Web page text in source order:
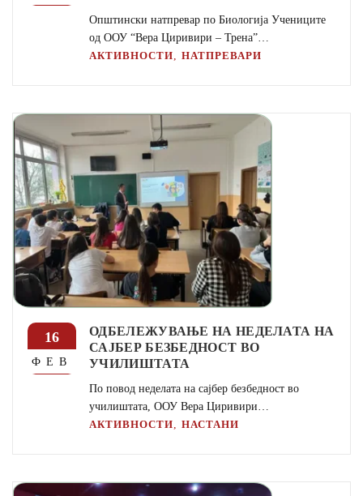
Општински натпревар по Биологија Учениците
од ООУ “Вера Циривири – Трена”…
АКТИВНОСТИ,НАТПРЕВАРИ
16
ФЕВ
ОДБЕЛЕЖУВАЊЕ НА НЕДЕЛАТА НА
САЈБЕР БЕЗБЕДНОСТ ВО
УЧИЛИШТАТА
По повод неделата на сајбер безбедност во
училиштата, ООУ Вера Циривири…
АКТИВНОСТИ,НАСТАНИ